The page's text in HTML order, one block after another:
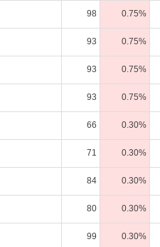
98 0.75%
93 0.75%
93 0.75%
93 0.75%
66 0.30%
71 0.30%
84 0.30%
80 0.30%
99 0.30%